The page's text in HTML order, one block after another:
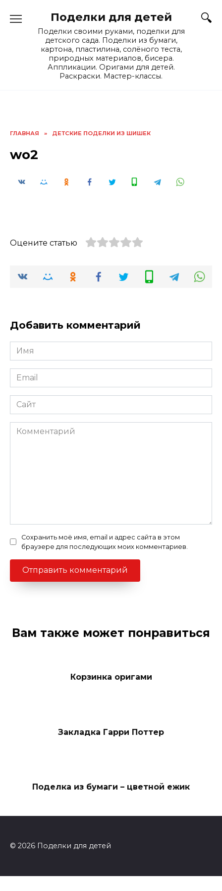
Поделки для детей
Поделки своими руками, поделки для
детского сада. Поделки из бумаги,
картона, пластилина, солёного теста,
природных материалов, бисера.
Аппликации. Оригами для детей.
Раскраски. Мастер-классы.
ГЛАВНАЯ » ДЕТСКИЕ ПОДЕЛКИ ИЗ ШИШЕК
wo2
Оцените статью
Добавить комментарий
Имя
*
Email
*
Сайт
Комментарий
Сохранить моё имя, email и адрес сайта в этом
браузере для последующих моих комментариев.
Вам также может понравиться
Корзинка оригами
Закладка Гарри Поттер
Поделка из бумаги – цветной ежик
© 2026 Поделки для детей